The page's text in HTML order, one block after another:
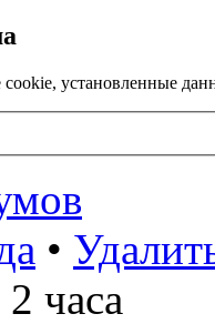
cookie, установленные
•
часа